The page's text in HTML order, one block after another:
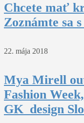
Chcete mať
Zoznámte sa
22. mája 2018
Mya Mirell
Fashion
GK_design